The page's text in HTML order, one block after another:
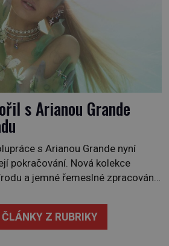
s Arianou Grande
s Arianou Grande nyní
pokračování. Nová kolekce
a jemné řemeslné zpracování
hravě a zároveň rafinovaně.
Swarovski a zpěvačkou a
ČLÁNKY Z RUBRIKY